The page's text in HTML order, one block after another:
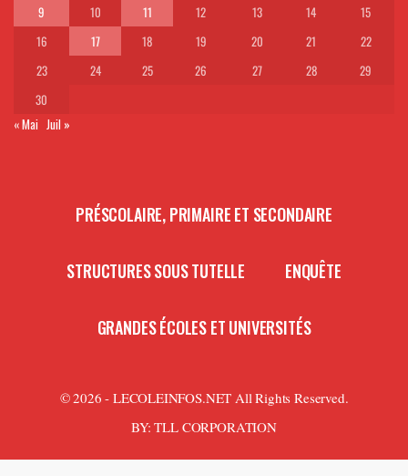
9
10 11 12 13 14
15
16
17 18 19 20 21
22
23
24 25 26 27 28
29
30
« Mai Juil »
PRÉSCOLAIRE, PRIMAIRE ET SECONDAIRE
STRUCTURES SOUS TUTELLE ENQUÊTE
GRANDES ÉCOLES ET UNIVERSITÉS
© 2026 - LECOLEINFOS.NET All Rights Reserved.
BY:TLL CORPORATION